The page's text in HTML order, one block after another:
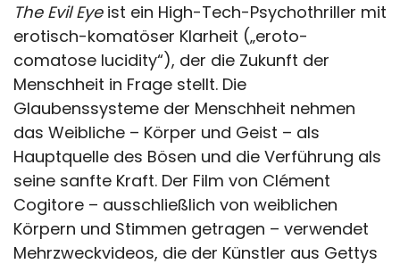
The Evil Eyeist ein High-Tech-Psychothriller mit
erotisch-komatöser Klarheit („eroto-
comatose lucidity“), der die Zukunft der
Menschheit in Frage stellt. Die
Glaubenssysteme der Menschheit nehmen
das Weibliche – Körper und Geist – als
Hauptquelle des Bösen und die Verführung als
seine sanfte Kraft. Der Film von Clément
Cogitore – ausschließlich von weiblichen
Körpern und Stimmen getragen – verwendet
Mehrzweckvideos, die der Künstler aus Gettys